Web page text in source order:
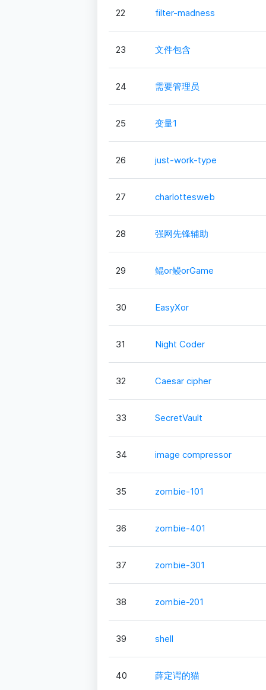
22 filter-madness
23 文件包含
24 需要管理员
25 变量1
26 just-work-type
27 charlottesweb
28 强网先锋辅助
29 鲲or鳗orGame
30 EasyXor
31 Night Coder
32 Caesar cipher
33 SecretVault
34 image compressor
35 zombie-101
36 zombie-401
37 zombie-301
38 zombie-201
39 shell
40 薛定谔的猫